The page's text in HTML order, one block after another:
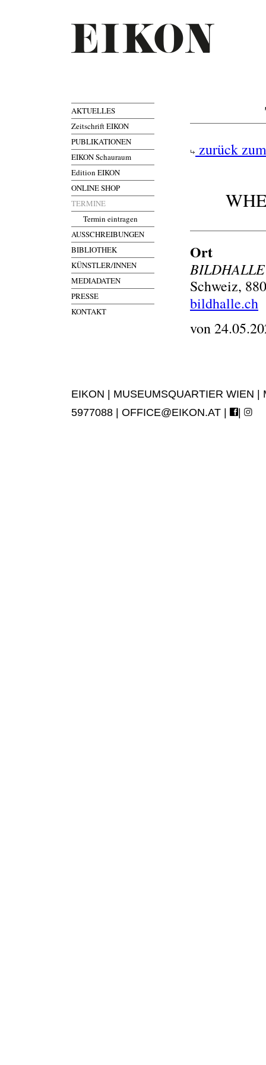
AKTUELLES
Zeitschrift EIKON
PUBLIKATIONEN
EIKON Schauraum
Edition EIKON
ONLINE SHOP
TERMINE
Termin eintragen
AUSSCHREIBUNGEN
BIBLIOTHEK
KÜNSTLER/INNEN
MEDIADATEN
PRESSE
KONTAKT
zurück
Ort
BILDHALLE
Schweiz,
bildhalle.ch
von
EIKON | MUSEUMSQUARTIER WIEN
5977088 | OFFICE@EIKON.AT | |